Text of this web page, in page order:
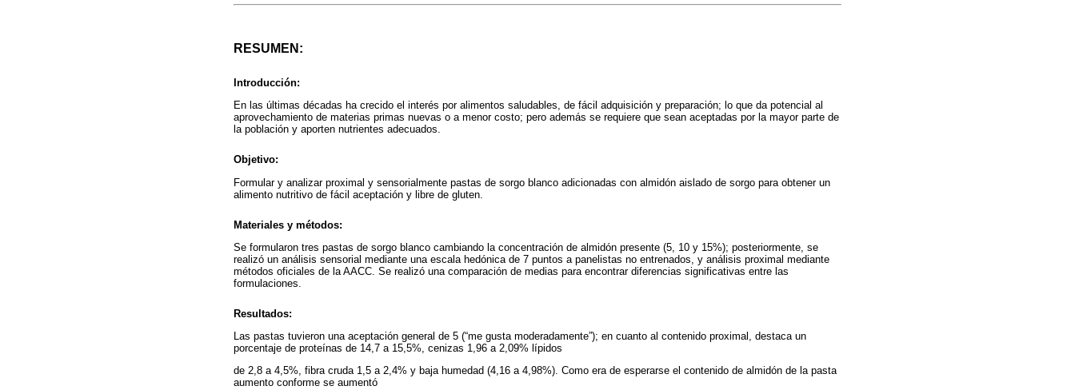
RESUMEN:
Introducción:
En las últimas décadas ha crecido el interés por alimentos saludables, de fácil adquisición y preparación; lo que da potencial al
aprovechamiento de materias primas nuevas o a menor costo; pero además se requiere que sean aceptadas por la mayor parte de
la población y aporten nutrientes adecuados.
Objetivo:
Formular y analizar proximal y sensorialmente pastas de sorgo blanco adicionadas con almidón aislado de sorgo para obtener un
alimento nutritivo de fácil aceptación y libre de gluten.
Materiales y métodos:
Se formularon tres pastas de sorgo blanco cambiando la concentración de almidón presente (5, 10 y 15%); posteriormente, se
realizó un análisis sensorial mediante una escala hedónica de 7 puntos a panelistas no entrenados, y análisis proximal mediante
métodos oficiales de la AACC. Se realizó una comparación de medias para encontrar diferencias significativas entre las
formulaciones.
Resultados:
Las pastas tuvieron una aceptación general de 5 (“me gusta moderadamente”); en cuanto al contenido proximal, destaca un
porcentaje de proteínas de 14,7 a 15,5%, cenizas 1,96 a 2,09% lípidos
de 2,8 a 4,5%, fibra cruda 1,5 a 2,4% y baja humedad (4,16 a 4,98%). Como era de esperarse el contenido de almidón de la pasta
aumento conforme se aumentó